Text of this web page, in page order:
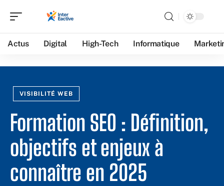
Actus Digital High-Tech Informatique
VISIBILITÉ WEB
Formation SEO : Définition,
objectifs et enjeux à
connaître en 2025